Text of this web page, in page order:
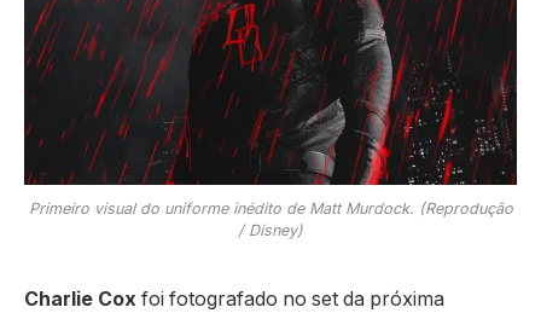
Primeiro visual do uniforme inédito de Matt Murdock. (Reprodução
/ Disney)
Charlie Cox foi fotografado no set da próxima